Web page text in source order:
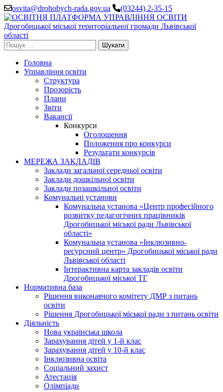
Перейти
до
вмісту
(натисніть
Enter)
osvita@drohobych-rada.gov.ua (03244) 2-35-15
Пошук:
Головна
Управління освіти
Структура
Прозорість
Плани
Звіти
Вакансії
Конкурси
Оголошення
Положення про конкурси
Результати конкурсів
МЕРЕЖА ЗАКЛАДІВ
Заклади загальної середньої освіти
Заклади дошкільної освіти
Заклади позашкільної освіти
Комунальні установи
Комунальна установа «Центр професійного
розвитку педагогічних працівників
Дрогобицької міської ради Львівської
області»
Комунальна установа «Інклюзивно-
ресурсний центр» Дрогобицької міської ради
Львівської області
Інтерактивна карта закладів освіти
Дрогобицької міської ТГ
Нормативна база
Рішення виконавчого комітету ДМР з питань
освіти
Рішення Дрогобицької міської ради з питань освіти
Діяльність
Нова українська школа
Зарахування дітей у 1-й клас
Зарахування дітей у 10-й клас
Інклюзивна освіта
Соціальний захист
Атестація
Олімпіади